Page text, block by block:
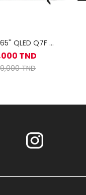
QLED Q7F 4K
Smart TV
TND
TND